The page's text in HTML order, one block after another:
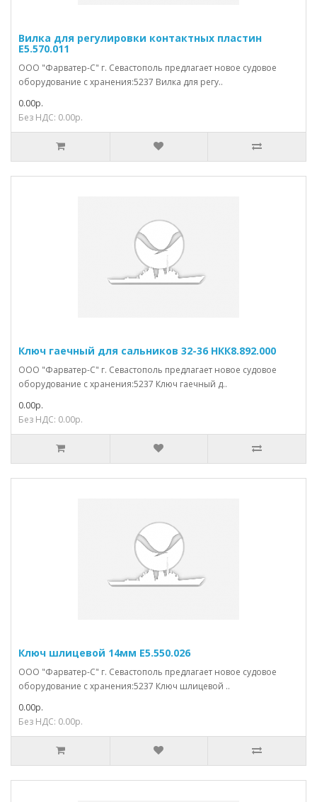
Вилка для регулировки контактных пластин
Е5.570.011
ООО "Фарватер-С" г. Севастополь предлагает новое судовое
оборудование с хранения:5237 Вилка для регу..
0.00р.
Без НДС: 0.00р.
Ключ гаечный для сальников 32-36 НКК8.892.000
ООО "Фарватер-С" г. Севастополь предлагает новое судовое
оборудование с хранения:5237 Ключ гаечный д..
0.00р.
Без НДС: 0.00р.
Ключ шлицевой 14мм Е5.550.026
ООО "Фарватер-С" г. Севастополь предлагает новое судовое
оборудование с хранения:5237 Ключ шлицевой ..
0.00р.
Без НДС: 0.00р.